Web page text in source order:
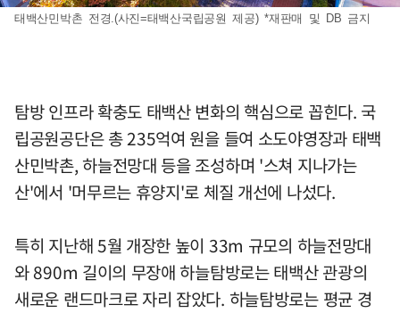
태백산민박촌 전경.(사진=태백산국립공원 제공) *재판매 및 DB 금지
탐방 인프라 확충도 태백산 변화의 핵심으로 꼽힌다. 국
립공원공단은 총 235억여 원을 들여 소도야영장과 태백
산민박촌, 하늘전망대 등을 조성하며 '스쳐 지나가는
산'에서 '머무르는 휴양지'로 체질 개선에 나섰다.
특히 지난해 5월 개장한 높이 33m 규모의 하늘전망대
와 890m 길이의 무장애 하늘탐방로는 태백산 관광의
새로운 랜드마크로 자리 잡았다. 하늘탐방로는 평균 경